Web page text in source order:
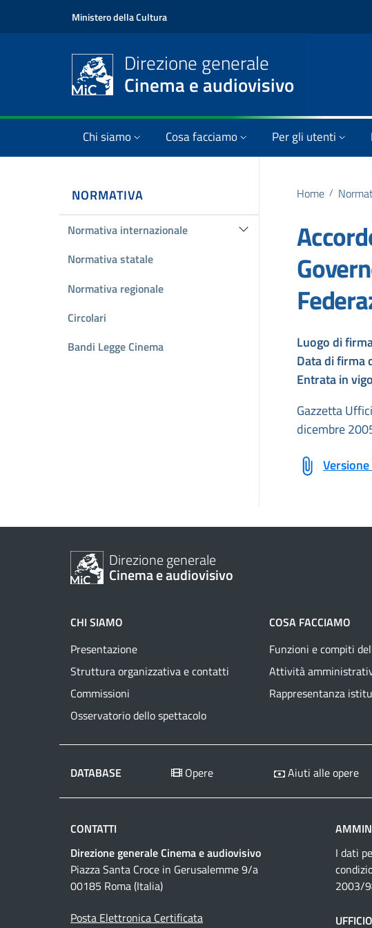
Ministero della Cultura
Direzione generale
Cinema e audiovisivo
Chi siamo Cosa facciamo Per gli utenti
NORMATIVA
Normativa internazionale
Normativa statale
Normativa regionale
Circolari
Bandi Legge Cinema
Home /
Luogo di
Data di firma
Entrata in
Gazzetta
dicembre
Direzione generale
Cinema e audiovisivo
CHI SIAMO
Presentazione
Struttura organizzativa e contatti
Commissioni
Osservatorio dello spettacolo
COSA FACCIAMO
Funzioni e compiti
Attività
Rappresentanza
DATABASE Opere Aiuti alle opere
CONTATTI
Direzione generale Cinema e audiovisivo
Piazza Santa Croce in Gerusalemme 9/a
00185 Roma (Italia)
Posta Elettronica Certificata
I dati
2003/